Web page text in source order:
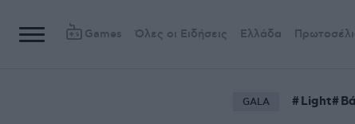
Games Όλες οι Ειδήσεις Ελλάδα
GALA Light